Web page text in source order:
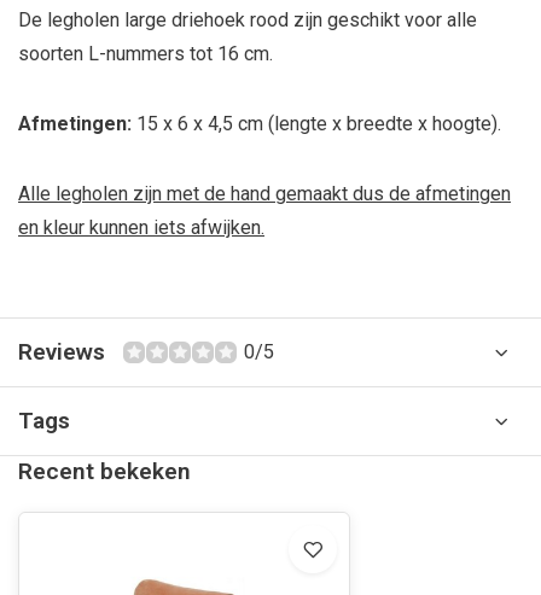
De legholen large driehoek rood zijn geschikt voor alle
soorten L-nummers tot 16 cm.
Afmetingen: 15 x 6 x 4,5 cm (lengte x breedte x hoogte).
Alle legholen zijn met de hand gemaakt dus de afmetingen
en kleur kunnen iets afwijken.
Reviews 0/5
Tags
Recent bekeken